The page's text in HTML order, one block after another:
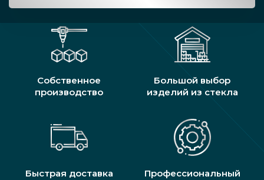
Собственное
производство
Большой выбор
изделий из стекла
Быстрая доставка
Профессиональный